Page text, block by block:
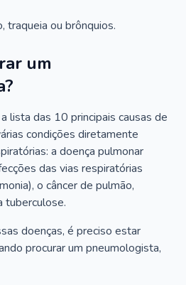
traqueia ou brônquios.
um
lista das 10 principais causas de
condições diretamente
a doença pulmonar
das vias respiratórias
o câncer de pulmão,
tuberculose.
doenças, é preciso estar
procurar um pneumologista,